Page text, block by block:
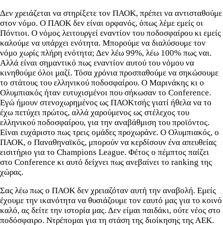
Δεν χρειάζεται να στηρίξετε τον ΠΑΟΚ, πρέπει να αντισταθούμε
στον νόμο. Ο ΠΑΟΚ δεν είναι ορφανός, όπως λέμε εμείς οι
Πόντιοι. Ο νόμος λειτουργεί εναντίον του ποδοσφαίρου κι εμείς
καλούμε να υπάρχει ενότητα. Μπορούμε να διαλύσουμε τον
νόμο χωρίς πλήρη ενότητα; Δεν λέω 99%, λέω 100% πως ναι.
Αλλά είναι σημαντικό πως εναντίον αυτού του νόμου να
κινηθούμε όλοι μαζί. Τόσα χρόνια προσπαθούμε να σηκώσουμε
το στάτους του ελληνικού ποδοσφαίρου. Ο Μαρινάκης κι ο
Ολυμπιακός ήταν ευτυχισμένοι που σήκωσαν το Conference.
Εγώ ήμουν στενοχωρημένος ως ΠΑΟΚτσής γιατί ήθελα να το
έχω πετύχει πρώτος, αλλά χαρούμενος ως στέλεχος του
ελληνικού ποδοσφαίρου, για την αναβάθμιση του προϊόντος.
Είναι ευχάριστο πως τρεις ομάδες προχωράνε. Ο Ολυμπιακός, ο
ΠΑΟΚ, ο Παναθηναϊκός, μπορούν να κερδίσουν ένα απευθείας
εισιτήριο για το Champions League. Φέτος ο πέμπτος παίζει
στο Cοnference κι αυτό δείχνει πως ανεβαίνει το ranking της
χώρας.
Σας λέω πως ο ΠΑΟΚ δεν χρειαζόταν αυτή την αναβολή. Εμείς
έχουμε την ικανότητα να θυσιάζουμε τον εαυτό μας για το κοινό
καλό, ας δείτε την ιστορία μας. Δεν είμαι παιδάκι, ούτε νέος στο
ποδόσφαιρο. Ντρέπομαι για τη στάση της διοίκησης της ΑΕΚ.